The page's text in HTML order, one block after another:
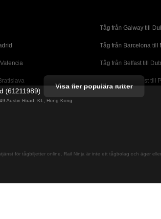
Tåg från Galway till
Tåg från Barcelona till
Tåg från Belfast till
Tåg från Budapest till
Tåg från Lissabon till
Visa fler populära rutter
(61211989)
Austin Road, KL, Hong Kong
för tågbiljetter online. Rail Ninja är inte ett tågbolag och äger